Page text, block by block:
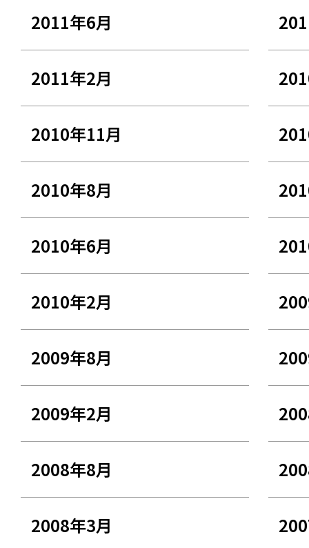
2011年6月
2011年2月
2010年11月
2010年8月
2010年6月
2010年2月
2009年8月
2009年2月
2008年8月
2008年3月